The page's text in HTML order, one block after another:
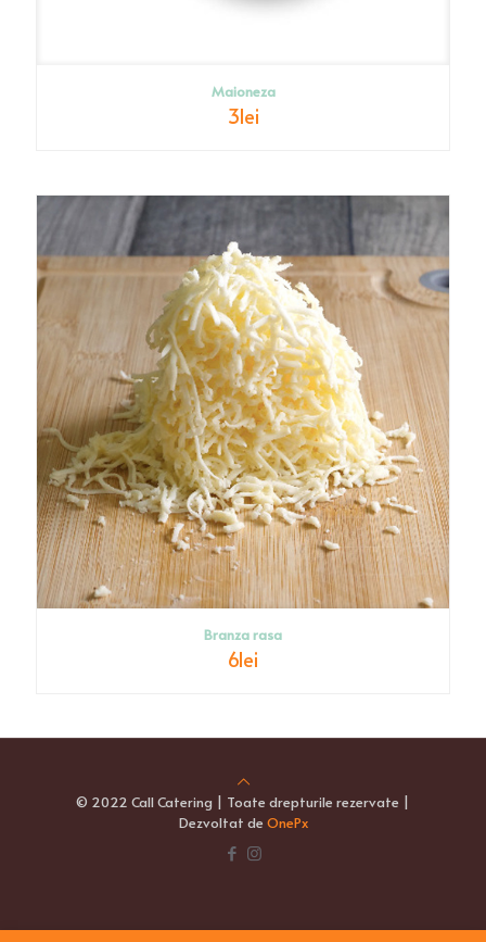
Maioneza
3lei
Branza rasa
6lei
© 2022 Call Catering | Toate drepturile rezervate |
Dezvoltat de OnePx